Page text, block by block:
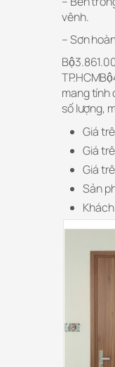
vênh.
– Sơn
mang tính
số lượng,
Giá
Giá
Giá
Sản